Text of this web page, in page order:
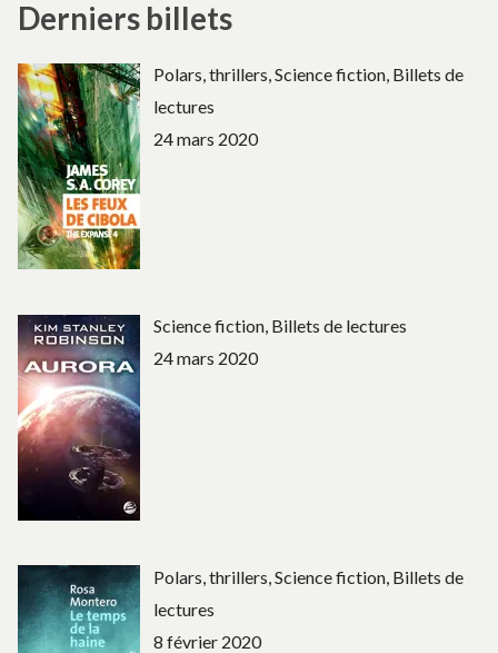
Derniers billets
Polars, thrillers, Science fiction, Billets de
lectures
24 mars 2020
Science fiction, Billets de lectures
24 mars 2020
Polars, thrillers, Science fiction, Billets de
lectures
8 février 2020